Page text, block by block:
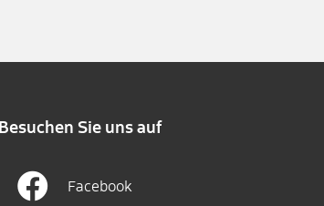
Besuchen Sie uns auf
Facebook